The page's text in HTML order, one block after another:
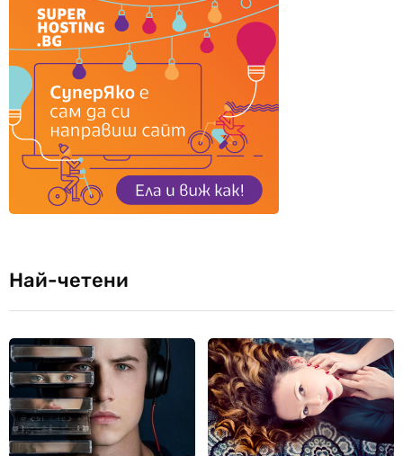
Най-четени